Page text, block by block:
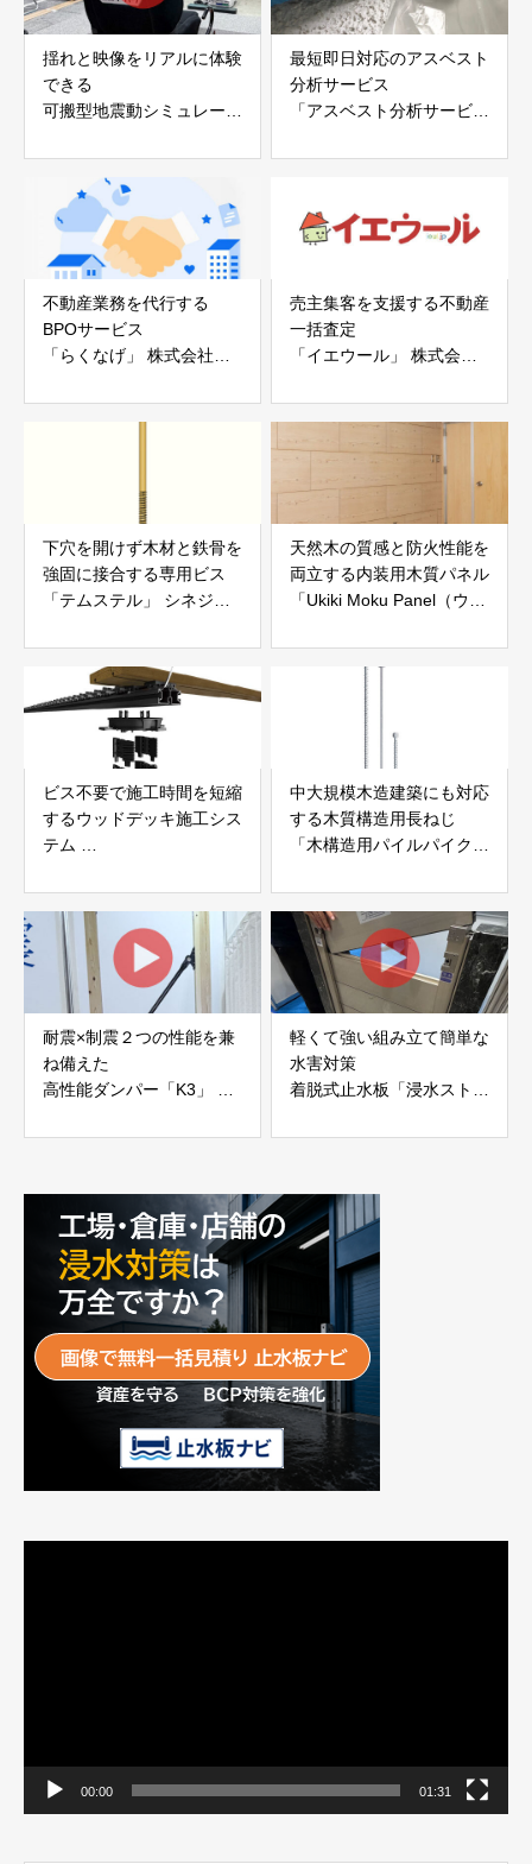
揺れと映像をリアルに体験
できる
可搬型地震動シミュレータ
白山工業株式会社
最短即日対応のアスベスト
分析サービス
「アスベスト分析サービ
不動産業務を代行する
BPOサービス
「らくなげ」 株式会社い
売主集客を支援する不動産
一括査定
「イエウール」 株式会社
下穴を開けず木材と鉄骨を
強固に接合する専用ビス
「テムステル」 シネジッ
天然木の質感と防火性能を
両立する内装用木質パネル
「Ukiki Moku Panel（ウキ
社サンパテック
ビス不要で施工時間を短縮
するウッドデッキ施工シス
テム
JAPAN
中大規模木造建築にも対応
する木質構造用長ねじ
「木構造用パイルパイクビ
耐震×制震２つの性能を兼
ね備えた
高性能ダンパー「K3」 富
軽くて強い組み立て簡単な
水害対策
着脱式止水板「浸水ストッ
富士工業株式会社
00:00 01:31